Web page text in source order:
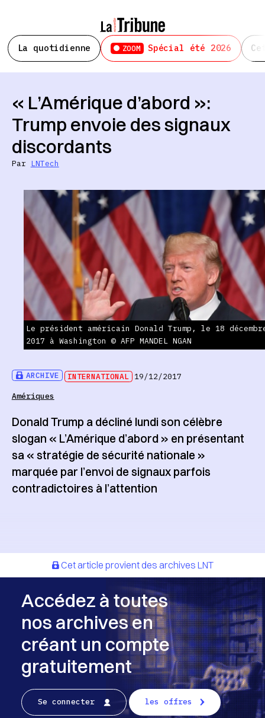
La quotidienne ZOOM Spécial été 2026
ARCHIVE INTERNATIONAL 19/12/2017
Amériques
« L’Amérique d’abord »:
Trump envoie des signaux
discordants
Par LNTech
Le président américain Donald Trump, le 18
2017 à Washington © AFP MANDEL NGAN
Donald Trump a décliné lundi son célèbre
slogan « L’Amérique d’abord » en présentant
sa « stratégie de sécurité nationale »
marquée par l’envoi de signaux parfois
contradictoires à l’attention
Cet article provient des archives LNT
Accédez à toutes
nos archives en
créant un compte
gratuitement
Se connecter les offres